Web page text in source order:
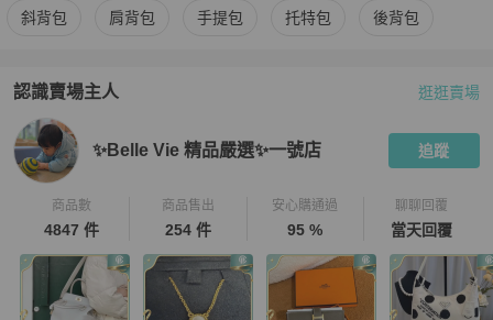
更多Chanel 女包相似商品推薦
斜背包 肩背包 手提包 托特包 後背包
認識賣場主人
PopChill 拍拍圈嚴選賣家 ✨Belle Vie 精品嚴選✨一號店介紹
逛逛賣場
✨Belle Vie 精品嚴選✨一號店 追蹤
商品數
4847 件
商品售出
254 件
安心購通過
95 %
聊聊回覆
當天回覆